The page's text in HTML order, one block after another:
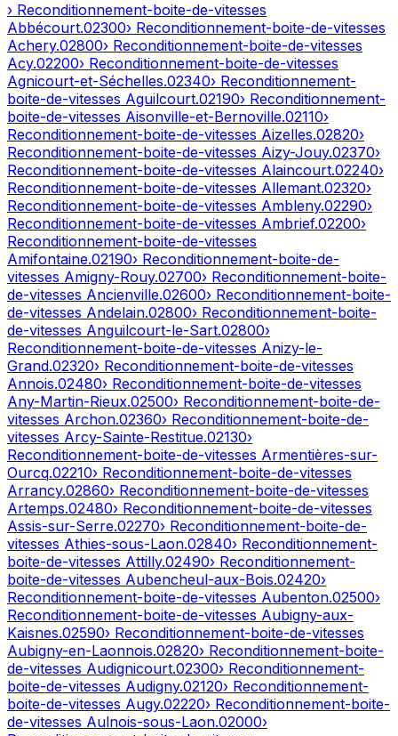
› Reconditionnement-boite-de-vitesses
Abbécourt.02300› Reconditionnement-boite-de-vitesses
Achery.02800› Reconditionnement-boite-de-vitesses
Acy.02200› Reconditionnement-boite-de-vitesses
Agnicourt-et-Séchelles.02340› Reconditionnement-
boite-de-vitesses Aguilcourt.02190› Reconditionnement-
boite-de-vitesses Aisonville-et-Bernoville.02110›
Reconditionnement-boite-de-vitesses Aizelles.02820›
Reconditionnement-boite-de-vitesses Aizy-Jouy.02370›
Reconditionnement-boite-de-vitesses Alaincourt.02240›
Reconditionnement-boite-de-vitesses Allemant.02320›
Reconditionnement-boite-de-vitesses Ambleny.02290›
Reconditionnement-boite-de-vitesses Ambrief.02200›
Reconditionnement-boite-de-vitesses
Amifontaine.02190› Reconditionnement-boite-de-
vitesses Amigny-Rouy.02700› Reconditionnement-boite-
de-vitesses Ancienville.02600› Reconditionnement-boite-
de-vitesses Andelain.02800› Reconditionnement-boite-
de-vitesses Anguilcourt-le-Sart.02800›
Reconditionnement-boite-de-vitesses Anizy-le-
Grand.02320› Reconditionnement-boite-de-vitesses
Annois.02480› Reconditionnement-boite-de-vitesses
Any-Martin-Rieux.02500› Reconditionnement-boite-de-
vitesses Archon.02360› Reconditionnement-boite-de-
vitesses Arcy-Sainte-Restitue.02130›
Reconditionnement-boite-de-vitesses Armentières-sur-
Ourcq.02210› Reconditionnement-boite-de-vitesses
Arrancy.02860› Reconditionnement-boite-de-vitesses
Artemps.02480› Reconditionnement-boite-de-vitesses
Assis-sur-Serre.02270› Reconditionnement-boite-de-
vitesses Athies-sous-Laon.02840› Reconditionnement-
boite-de-vitesses Attilly.02490› Reconditionnement-
boite-de-vitesses Aubencheul-aux-Bois.02420›
Reconditionnement-boite-de-vitesses Aubenton.02500›
Reconditionnement-boite-de-vitesses Aubigny-aux-
Kaisnes.02590› Reconditionnement-boite-de-vitesses
Aubigny-en-Laonnois.02820› Reconditionnement-boite-
de-vitesses Audignicourt.02300› Reconditionnement-
boite-de-vitesses Audigny.02120› Reconditionnement-
boite-de-vitesses Augy.02220› Reconditionnement-boite-
de-vitesses Aulnois-sous-Laon.02000›